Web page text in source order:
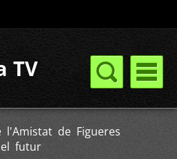
TV
l'Amistat de Figueres
futur